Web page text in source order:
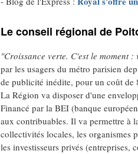
Le conseil régional de
"Croissance verte. C'est le moment
par les usagers du métro parisien
de publicité inédite, pour un coût
La Région va disposer d'une
Financé par la BEI (banque
aux contribuables. Il va permettre à
collectivités locales, les organismes
les investisseurs privés